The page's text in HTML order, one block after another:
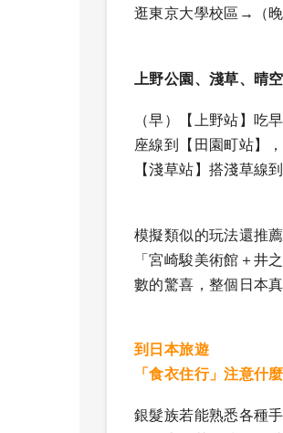
逛東京大學校區→（晚
上野公園、淺草、晴
（早）【上野站】吃
座線到【田園町站】
【淺草站】搭淺草線
模擬類似的玩法還推
「宮崎駿美術館＋井
數的驚喜，整個日本
到日本旅遊
「食衣住行」注意什麼
銀髮族若能熟悉各種